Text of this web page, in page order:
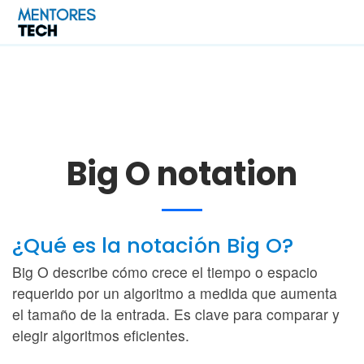
Big O notation
¿Qué es la notación Big O?
Big O describe cómo crece el tiempo o espacio
requerido por un algoritmo a medida que aumenta
el tamaño de la entrada. Es clave para comparar y
elegir algoritmos eficientes.